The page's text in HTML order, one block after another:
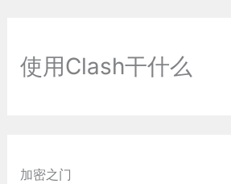
使用Clash干什么
加密之门